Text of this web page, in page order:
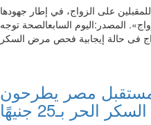
على الزواج، في إطار جهودها
المصدر:اليوم السابعالصحة توجه
فى حالة إيجابية فحص مرض السكر
مستقبل مصر يطرحون
السكر الحر بـ25 جنيهًا